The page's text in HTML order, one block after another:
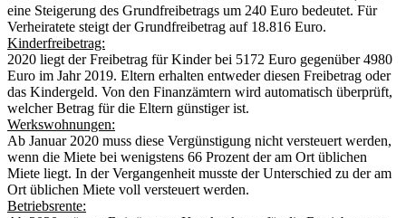
eine Steigerung des Grundfreibetrags um 240 Euro bedeutet. Für
Verheiratete steigt der Grundfreibetrag auf 18.816 Euro.
Kinderfreibetrag:
2020 liegt der Freibetrag für Kinder bei 5172 Euro gegenüber 4980
Euro im Jahr 2019. Eltern erhalten entweder diesen Freibetrag oder
das Kindergeld. Von den Finanzämtern wird automatisch überprüft,
welcher Betrag für die Eltern günstiger ist.
Werkswohnungen:
Ab Januar 2020 muss diese Vergünstigung nicht versteuert werden,
wenn die Miete bei wenigstens 66 Prozent der am Ort üblichen
Miete liegt. In der Vergangenheit musste der Unterschied zu der am
Ort üblichen Miete voll versteuert werden.
Betriebsrente: